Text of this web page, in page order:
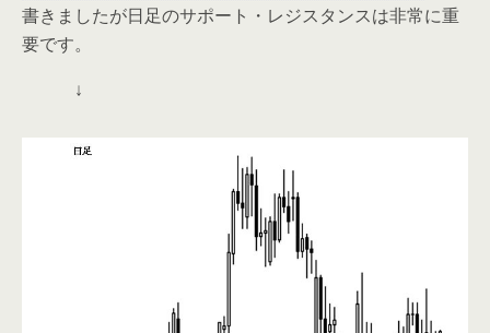
書きましたが日足のサポート・レジスタンスは非常に重
要です。
↓